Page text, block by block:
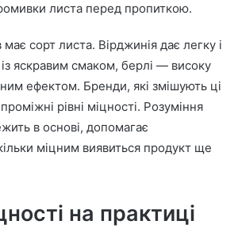
листа перед пропиткою.
сорт листа. Вірджинія дає легку і
яскравим смаком, берлі — високу
ефектом. Бренди, які змішують ці
рівні міцності. Розуміння
в основі, допомагає
міцним виявиться продукт ще
на практиці